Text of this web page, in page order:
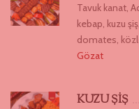
Tavuk kanat,
kebap, kuzu
domates,
Gözat
KUZU ŞİŞ